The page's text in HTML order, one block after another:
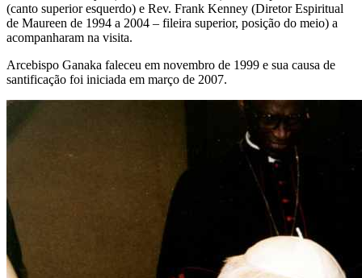
(canto superior esquerdo) e Rev. Frank Kenney (Diretor Espiritual
de Maureen de 1994 a 2004 – fileira superior, posição do meio) a
acompanharam na visita.
Arcebispo Ganaka faleceu em novembro de 1999 e sua causa de
santificação foi iniciada em março de 2007.